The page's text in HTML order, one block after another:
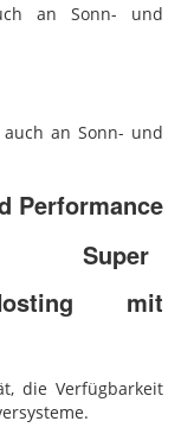
an Sonn- und
an Sonn- und
Performance
Super
mit
die Verfügbarkeit